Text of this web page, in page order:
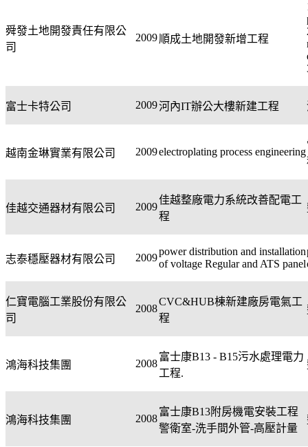
舜發土地開發責任有限公
司
2009 順成土地開發新增工程
富士卡特公司 2009河內IT辦公大樓新建工程
越南金琳實業有限公司 2009electroplating process engineering
佳越交通器材有限公司 2009
佳越整廠電力系統改善配電工
程
志泰穩壓器材有限公司 2009
power distribution and installation
of voltage Regular and ATS panel
仁寶電腦工業股份有限公
司
2008
CVC&HUB棟新建廠房電氣工
程
鴻海科技集團 2008
富士康B13 - B15污水處理電力
工程.
鴻海科技集團 2008
富士康B13附房機電安裝工程
警衛室-洗手間外管-高壓計量